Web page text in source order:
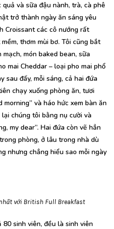
và sữa đậu nành, trà, cà phê
trở thành ngày ăn sáng yêu
Croissant các cô nướng rất
thơm mùi bơ. Tôi cũng bắt
món baked bean, sữa
mai Cheddar – loại pho mai phổ
sau đấy, mỗi sáng, cả hai đứa
chạy xuống phòng ăn, tươi
morning” và háo hức xem bàn ăn
chúng tôi bằng nụ cười và
my dear”. Hai đứa còn vẽ hẳn
phòng, ở lâu trong nhà dù
nhưng chẳng hiểu sao mỗi ngày
với British Full Breakfast
sinh viên, đều là sinh viên